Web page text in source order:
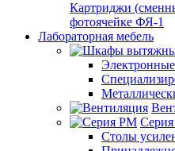
Картриджи
фотоячейке ФЯ-1
Лабораторная мебель
Столы